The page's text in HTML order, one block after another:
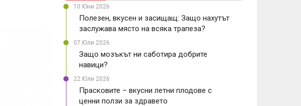
10 Юни 2026
Полезен, вкусен и засищащ: Защо нахутът
заслужава място на всяка трапеза?
07 Юли 2026
Защо мозъкът ни саботира добрите
навици?
22 Юли 2026
Прасковите – вкусни летни плодове с
ценни ползи за здравето